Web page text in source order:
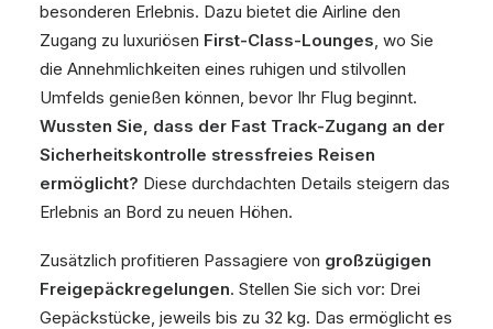
besonderen Erlebnis. Dazu bietet die Airline den
Zugang zu luxuriösen First-Class-Lounges, wo Sie
die Annehmlichkeiten eines ruhigen und stilvollen
Umfelds genießen können, bevor Ihr Flug beginnt.
Wussten Sie, dass der Fast Track-Zugang an der
Sicherheitskontrolle stressfreies Reisen
ermöglicht? Diese durchdachten Details steigern das
Erlebnis an Bord zu neuen Höhen.
Zusätzlich profitieren Passagiere von großzügigen
Freigepäckregelungen. Stellen Sie sich vor: Drei
Gepäckstücke, jeweils bis zu 32 kg. Das ermöglicht es